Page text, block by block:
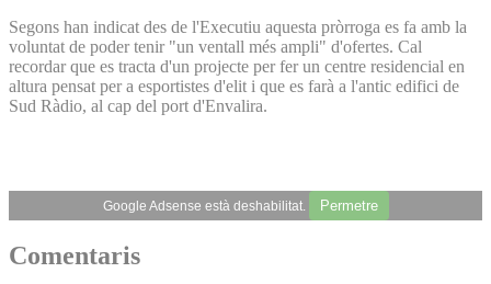
Segons han indicat des de l'Executiu aquesta pròrroga es fa amb la
voluntat de poder tenir "un ventall més ampli" d'ofertes. Cal
recordar que es tracta d'un projecte per fer un centre residencial en
altura pensat per a esportistes d'elit i que es farà a l'antic edifici de
Sud Ràdio, al cap del port d'Envalira.
Google Adsense està deshabilitat. Permetre
Comentaris